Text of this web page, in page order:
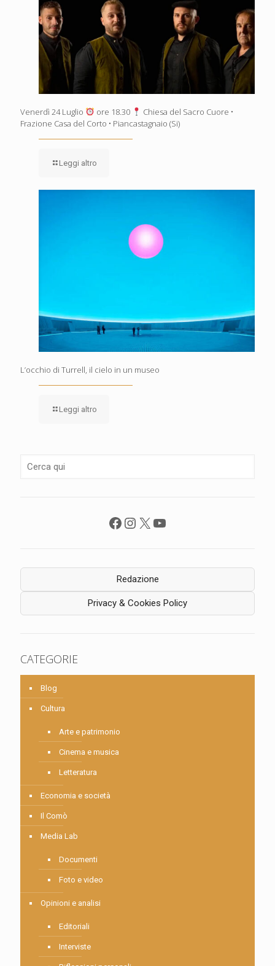
Venerdì 24 Luglio ore 18.30
Chiesa del Sacro Cuore •
Frazione Casa del Corto • Piancastagnaio (Si)
Leggi altro
L’occhio di Turrell, il cielo in un museo
Leggi altro
Facebook
Instagram
X YouTube
Redazione
Privacy & Cookies Policy
CATEGORIE
Blog
Cultura
Arte e patrimonio
Cinema e musica
Letteratura
Economia e società
Il Comò
Media Lab
Documenti
Foto e video
Opinioni e analisi
Editoriali
Interviste